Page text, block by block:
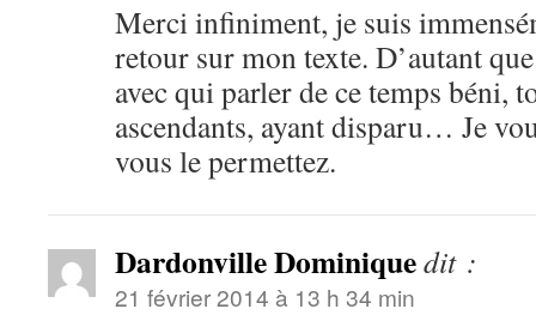
Merci infiniment, je suis
retour sur mon texte. D’autant
avec qui parler de ce temps béni,
ascendants, ayant disparu… Je
vous le permettez.
Dardonville Dominiquedit :
21 février 2014 à 13 h 34 min